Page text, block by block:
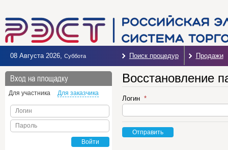
08 Августа 2026, Суббота Поиск процедур Продажи
Вход на площадку
Для участника Для заказчика
Логин
Пароль
Войти
Восстановление
Логин
Отправить